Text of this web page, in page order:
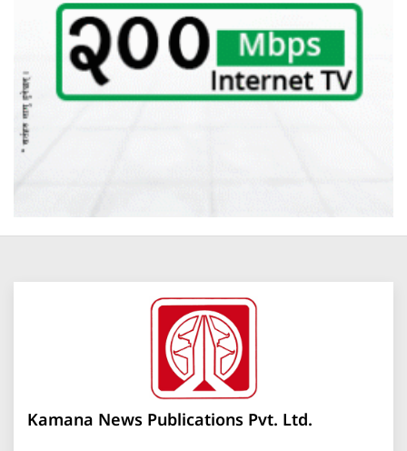
Kamana News Publications Pvt. Ltd.